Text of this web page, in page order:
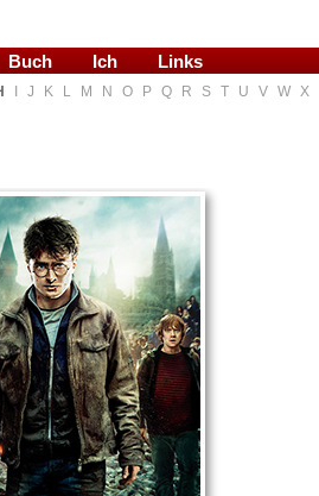
Buch Ich Links
J K L M N O P Q R S T U V W X